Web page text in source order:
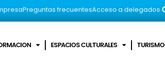
Preguntas frecuentesAcceso a delegados
ESPACIOS CULTURALES TURISMO